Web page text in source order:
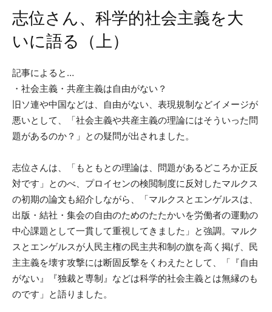
志位さん、科学的社会主義を大
いに語る（上）
記事によると…
・社会主義・共産主義は自由がない？
旧ソ連や中国などは、自由がない、表現規制などイメージが
悪いとして、「社会主義や共産主義の理論にはそういった問
題があるのか？」との疑問が出されました。
志位さんは、「もともとの理論は、問題があるどころか正反
対です」とのべ、プロイセンの検閲制度に反対したマルクス
の初期の論文も紹介しながら、「マルクスとエンゲルスは、
出版・結社・集会の自由のためのたたかいを労働者の運動の
中心課題として一貫して重視してきました」と強調。マルク
スとエンゲルスが人民主権の民主共和制の旗を高く掲げ、民
主主義を壊す攻撃には断固反撃をくわえたとして、「『自由
がない』『独裁と専制』などは科学的社会主義とは無縁のも
のです」と語りました。